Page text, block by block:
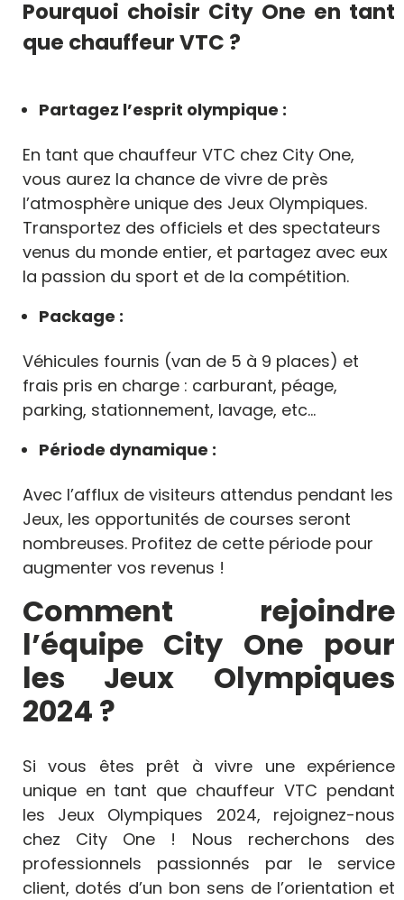
Pourquoi choisir City One en tant
que chauffeur VTC ?
Partagez l’esprit olympique :
En tant que chauffeur VTC chez City One,
vous aurez la chance de vivre de près
l’atmosphère unique des Jeux Olympiques.
Transportez des officiels et des spectateurs
venus du monde entier, et partagez avec eux
la passion du sport et de la compétition.
Package :
Véhicules fournis (van de 5 à 9 places) et
frais pris en charge : carburant, péage,
parking, stationnement, lavage, etc…
Période dynamique :
Avec l’afflux de visiteurs attendus pendant les
Jeux, les opportunités de courses seront
nombreuses. Profitez de cette période pour
augmenter vos revenus !
Comment rejoindre
l’équipe City One pour
les Jeux Olympiques
2024 ?
Si vous êtes prêt à vivre une expérience
unique en tant que chauffeur VTC pendant
les Jeux Olympiques 2024, rejoignez-nous
chez City One ! Nous recherchons des
professionnels passionnés par le service
client, dotés d’un bon sens de l’orientation et